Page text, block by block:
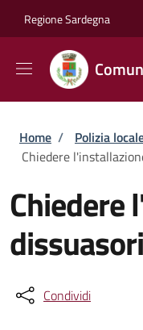
Regione Sardegna
Briciole di
Home / Polizia
Chiedere
Chiedere
Condividi